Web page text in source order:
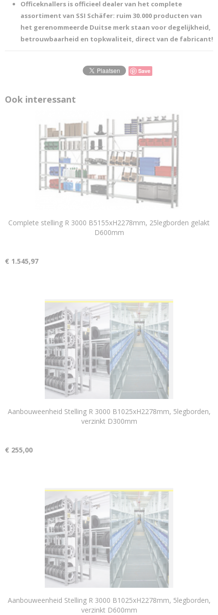
Officeknallers is officieel dealer van het complete
assortiment van SSI Schäfer: ruim 30.000 producten van
het gerenommeerde Duitse merk staan voor degelijkheid,
betrouwbaarheid en topkwaliteit, direct van de fabricant!
Save
Ook interessant
Complete stelling R 3000 B5155xH2278mm, 25legborden gelakt
D600mm
€ 1.545,97
Aanbouweenheid Stelling R 3000 B1025xH2278mm, 5legborden,
verzinkt D300mm
€ 255,00
Aanbouweenheid Stelling R 3000 B1025xH2278mm, 5legborden,
verzinkt D600mm